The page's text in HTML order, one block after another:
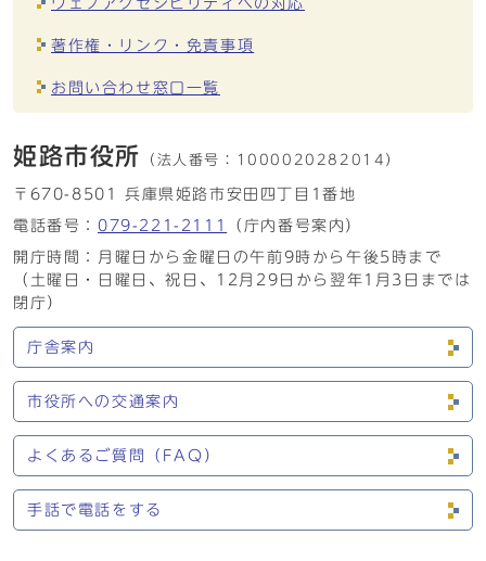
著作権・リンク・免責事項
お問い合わせ窓口一覧
姫路市役所 （法人番号： 1000020282014）
〒670-8501 兵庫県姫路市安田四丁目1番地
電話番号： 079-221-2111
（庁内番号案内）
開庁時間：月曜日から金曜日の午前9時から午後5時まで
（土曜日・日曜日、祝日、12月29日から翌年1月3日までは
閉庁）
庁舎案内
市役所への交通案内
よくあるご質問（FAQ）
手話で電話をする